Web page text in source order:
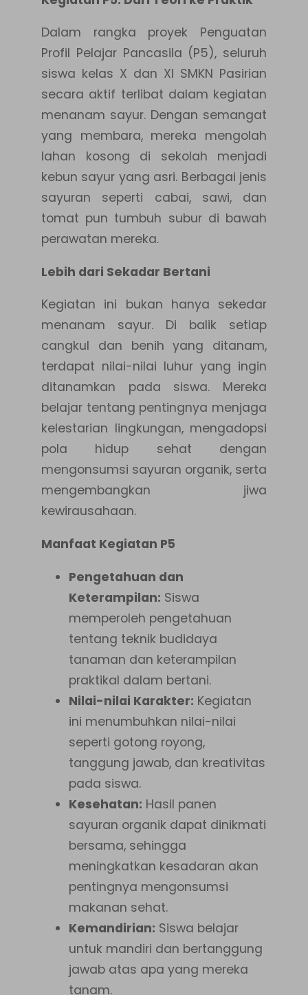
Dalam rangka proyek Penguatan
Profil Pelajar Pancasila (P5), seluruh
siswa kelas X dan XI SMKN Pasirian
secara aktif terlibat dalam kegiatan
menanam sayur. Dengan semangat
yang membara, mereka mengolah
lahan kosong di sekolah menjadi
kebun sayur yang asri. Berbagai jenis
sayuran seperti cabai, sawi, dan
tomat pun tumbuh subur di bawah
perawatan mereka.
Lebih dari Sekadar Bertani
Kegiatan ini bukan hanya sekedar
menanam sayur. Di balik setiap
cangkul dan benih yang ditanam,
terdapat nilai-nilai luhur yang ingin
ditanamkan pada siswa. Mereka
belajar tentang pentingnya menjaga
kelestarian lingkungan, mengadopsi
pola hidup sehat dengan
mengonsumsi sayuran organik, serta
mengembangkan jiwa
kewirausahaan.
Manfaat Kegiatan P5
Pengetahuan dan
Keterampilan: Siswa
memperoleh pengetahuan
tentang teknik budidaya
tanaman dan keterampilan
praktikal dalam bertani.
Nilai-nilai Karakter: Kegiatan
ini menumbuhkan nilai-nilai
seperti gotong royong,
tanggung jawab, dan kreativitas
pada siswa.
Kesehatan: Hasil panen
sayuran organik dapat dinikmati
bersama, sehingga
meningkatkan kesadaran akan
pentingnya mengonsumsi
makanan sehat.
Kemandirian: Siswa belajar
untuk mandiri dan bertanggung
jawab atas apa yang mereka
tanam.